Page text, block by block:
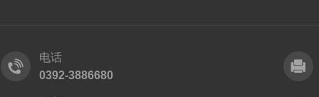
电话
0392-3886680